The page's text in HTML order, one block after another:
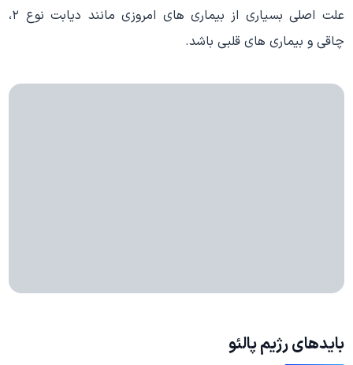
علت اصلی بسیاری از بیماری های امروزی مانند دیابت نوع ۲،
چاقی و بیماری های قلبی باشد.
بایدهای رژیم پالئو